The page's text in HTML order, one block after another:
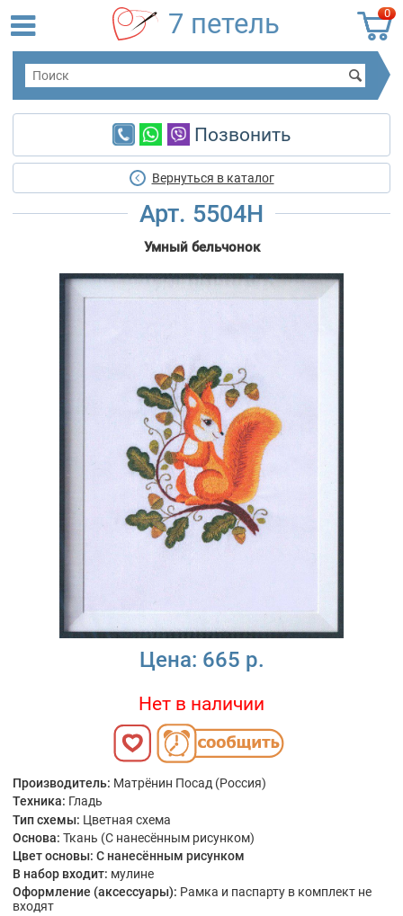
0
7 петель
Позвонить
Вернуться в каталог
Арт. 5504Н
Умный бельчонок
Цена: 665 р.
Нет в наличии
Производитель: Матрёнин Посад (Россия)
Техника: Гладь
Тип схемы: Цветная схема
Основа: Ткань (С нанесённым рисунком)
Цвет основы: С нанесённым рисунком
В набор входит: мулине
Оформление (аксессуары): Рамка и паспарту в комплект не
входят